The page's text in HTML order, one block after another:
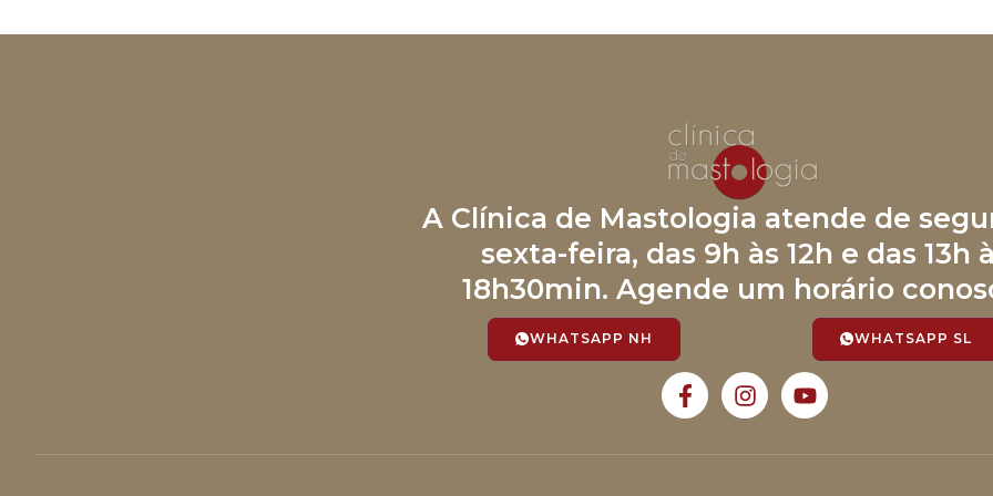
A Clínica de Mastologia atende de
sexta-feira, das 9h às 12h e das 13h
18h30min. Agende um horário
WHATSAPP NH WHATSAPP SL